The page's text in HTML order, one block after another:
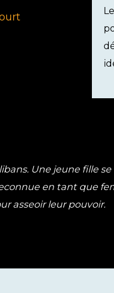
Une jeune fille
en tant que
asseoir leur pouvoir.